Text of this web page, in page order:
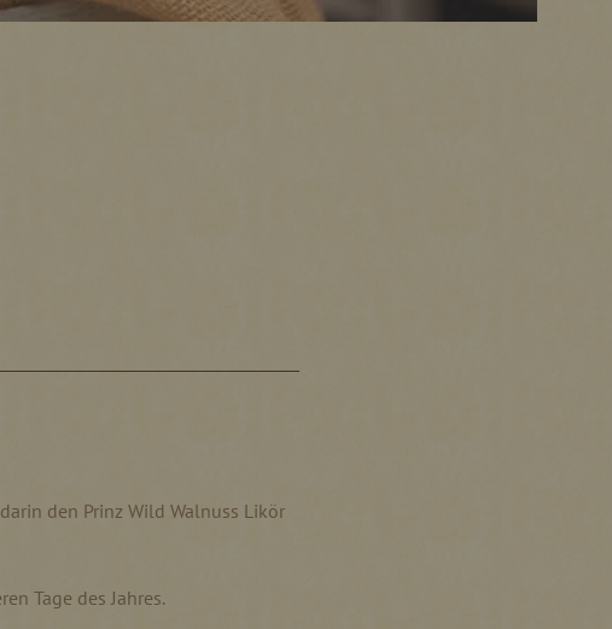
den Prinz Wild Walnuss Likör
Tage des Jahres.